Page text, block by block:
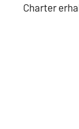
Charter